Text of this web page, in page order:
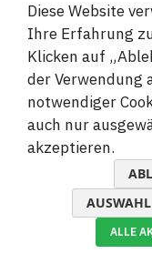
Sichere und
©
Diese Website
Ihre Erfahrung
Klicken auf
der Verwendung
notwendiger
auch nur
akzeptieren.
ALLE